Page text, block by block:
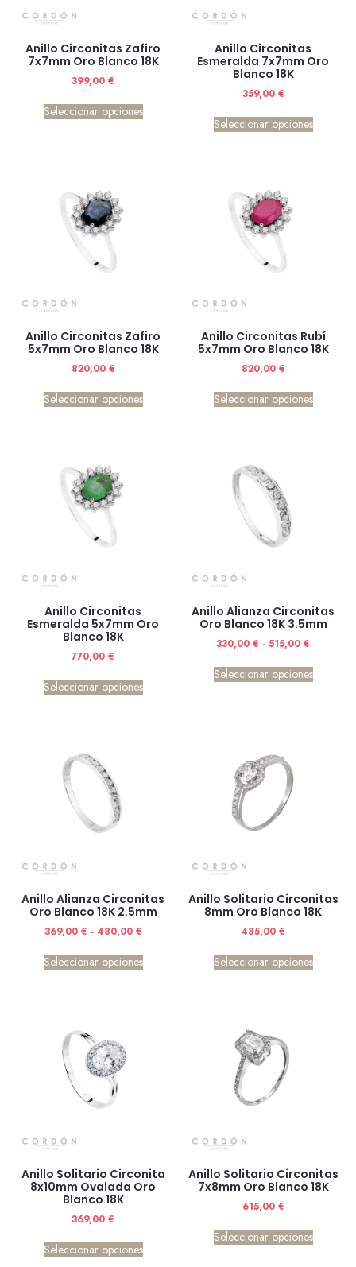
Anillo Circonitas Zafiro
7x7mm Oro Blanco 18K
399,00 €
Seleccionar opciones
Anillo Circonitas
Esmeralda 7x7mm Oro
Blanco 18K
359,00 €
Seleccionar opciones
Anillo Circonitas Zafiro
5x7mm Oro Blanco 18K
820,00 €
Seleccionar opciones
Anillo Circonitas Rubí
5x7mm Oro Blanco 18K
820,00 €
Seleccionar opciones
Anillo Circonitas
Esmeralda 5x7mm Oro
Blanco 18K
770,00 €
Seleccionar opciones
Anillo Alianza Circonitas
Oro Blanco 18K 3.5mm
330,00 € - 515,00 €
Seleccionar opciones
Anillo Alianza Circonitas
Oro Blanco 18K 2.5mm
369,00 € - 480,00 €
Seleccionar opciones
Anillo Solitario Circonitas
8mm Oro Blanco 18K
485,00 €
Seleccionar opciones
Anillo Solitario Circonita
8x10mm Ovalada Oro
Blanco 18K
369,00 €
Seleccionar opciones
Anillo Solitario Circonitas
7x8mm Oro Blanco 18K
615,00 €
Seleccionar opciones